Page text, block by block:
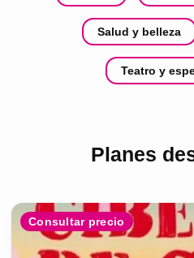
Salud y belleza
Teatro y
Planes
Consultar precio